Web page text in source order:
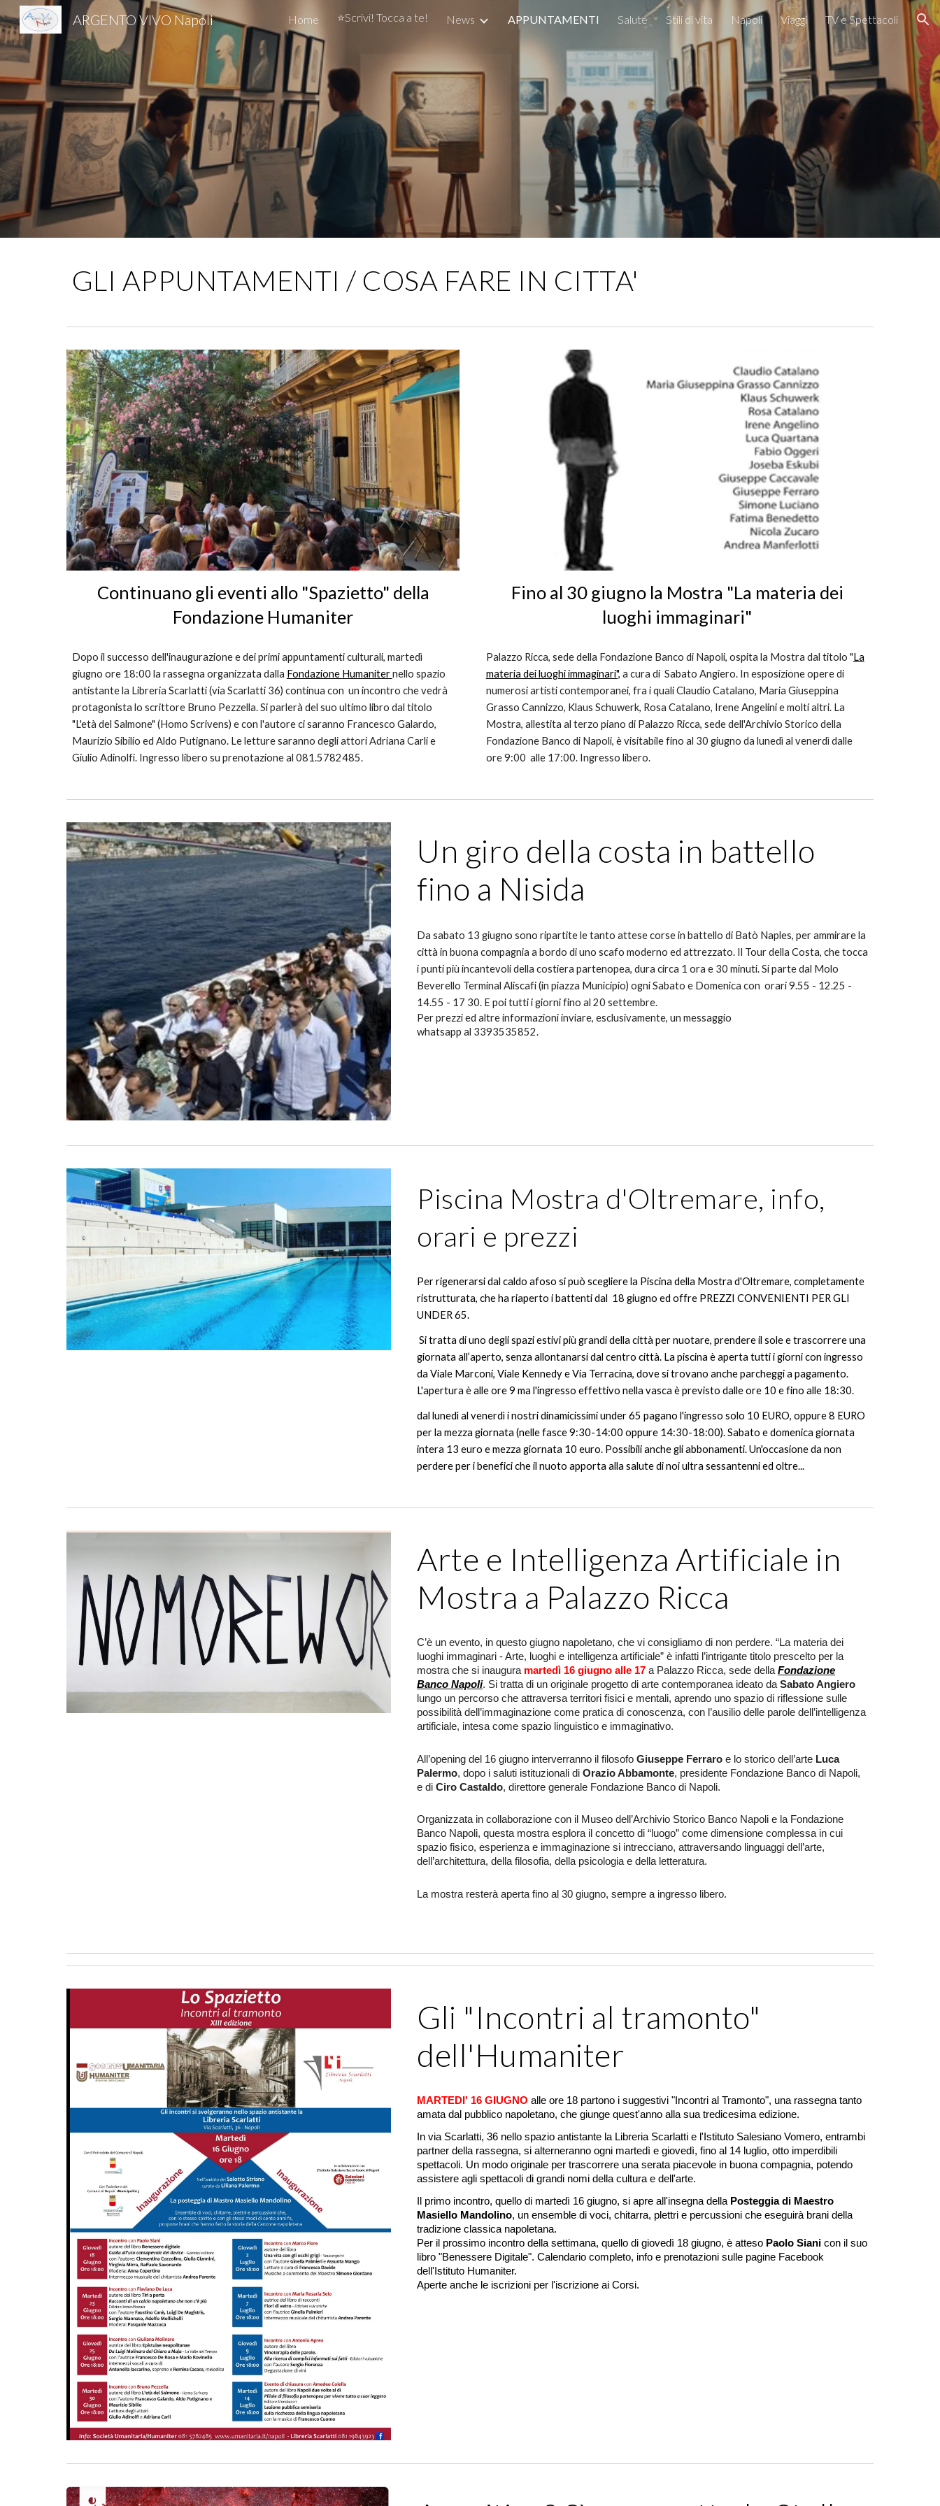
Skip to main content Skip to navigation
ARGENTO VIVO Napoli Home ⭐Scrivi! Tocca a te! News APPUNTAMENTI Salute Stili di vita Napoli Viaggi TV e Spettacoli
GLI APPUNTAMENTI / COSA FARE IN CITTA'
Continuano gli eventi allo "Spazietto" della
Fondazione Humaniter
Dopo il successo dell'inaugurazione e dei primi appuntamenti culturali, martedì
giugno ore 18:00 la rassegna organizzata dalla Fondazione Humaniternello spazio
antistante la Libreria Scarlatti (via Scarlatti 36) continua con un incontro che vedrà
protagonista lo scrittore Bruno Pezzella. Si parlerà del suo ultimo libro dal titolo
"L'età del Salmone" (Homo Scrivens) e con l'autore ci saranno Francesco Galardo,
Maurizio Sibilio ed Aldo Putignano. Le letture saranno degli attori Adriana Carli e
Giulio Adinolfi. Ingresso libero su prenotazione al 081.5782485.
Fino al 30 giugno la Mostra "La materia dei
luoghi immaginari"
Palazzo Ricca, sede della Fondazione Banco di Napoli, ospita la Mostra dal titolo "La
materia dei luoghi immaginari", a cura di Sabato Angiero. In esposizione opere di
numerosi artisti contemporanei, fra i quali Claudio Catalano, Maria Giuseppina
Grasso Cannizzo, Klaus Schuwerk, Rosa Catalano, Irene Angelini e molti altri. La
Mostra, allestita al terzo piano di Palazzo Ricca, sede dell'Archivio Storico della
Fondazione Banco di Napoli, è visitabile fino al 30 giugno da lunedì al venerdì dalle
ore 9:00 alle 17:00. Ingresso libero.
Un giro della costa in battello
fino a Nisida
Da sabato 13 giugno sono ripartite le tanto attese corse in battello di Batò Naples, per ammirare la
città in buona compagnia a bordo di uno scafo moderno ed attrezzato. Il Tour della Costa, che tocca
i punti più incantevoli della costiera partenopea, dura circa 1 ora e 30 minuti. Si parte dal Molo
Beverello Terminal Aliscafi (in piazza Municipio) ogni Sabato e Domenica con orari 9.55 - 12.25 -
14.55 - 17 30. E poi tutti i giorni fino al 20 settembre.
Per prezzi ed altre informazioni inviare, esclusivamente, un messaggio
whatsapp al 3393535852.
Piscina Mostra d'Oltremare, info,
orari e prezzi
Per rigenerarsi dal caldo afoso si può scegliere la Piscina della Mostra d'Oltremare, completamente
ristrutturata, che ha riaperto i battenti dal 18 giugno ed offre PREZZI CONVENIENTI PER GLI
UNDER 65.
Si tratta diuno degli spazi estivi più grandi della città per nuotare, prendere il sole e trascorrere una
giornata all’aperto, senza allontanarsi dal centro città. La piscina è aperta tutti i giorni con ingresso
daViale Marconi, Viale KennedyeVia Terracina, dove si trovano anche parcheggi a pagamento.
L'apertura è alle ore 9 ma l'ingresso effettivo nella vasca è previsto dalle ore 10 e fino alle 18:30.
dal lunedì al venerdì i nostri dinamicissimi under 65 pagano l'ingresso solo 10 EURO, oppure 8 EURO
per la mezza giornata (nelle fasce 9:30-14:00 oppure 14:30-18:00). Sabato e domenica giornata
intera 13 euro e mezza giornata 10 euro. Possibili anche gli abbonamenti. Un'occasione da non
perdere per i benefici che il nuoto apporta alla salute di noi ultra sessantenni ed oltre...
Arte e Intelligenza Artificiale in
Mostra a Palazzo Ricca
C’è un evento, in questo giugno napoletano, che vi consigliamo di non perdere. “La materia dei
luoghi immaginari - Arte, luoghi e intelligenza artificiale” è infatti l’intrigante titolo prescelto per la
mostra che si inaugura martedì 16 giugno alle 17 a Palazzo Ricca, sede dellaFondazione
Banco Napoli. Si tratta di un originale progetto di arte contemporanea ideato daSabato Angiero
lungo un percorso che attraversa territori fisici e mentali, aprendo uno spazio di riflessione sulle
possibilità dell’immaginazione come pratica di conoscenza, con l’ausilio delle parole dell’intelligenza
artificiale, intesa come spazio linguistico e immaginativo.
All’opening del 16 giugno interverranno il filosofoGiuseppe Ferraroe lo storico dell’arte Luca
Palermo, dopo i saluti istituzionali diOrazio Abbamonte, presidente Fondazione Banco di Napoli,
e diCiro Castaldo, direttore generale Fondazione Banco di Napoli.
Organizzata in collaborazione con il Museo dell’Archivio Storico Banco Napoli e la Fondazione
Banco Napoli, questa mostra esplora il concetto di “luogo” come dimensione complessa in cui
spazio fisico, esperienza e immaginazione si intrecciano, attraversando linguaggi dell’arte,
dell’architettura, della filosofia, della psicologia e della letteratura.
La mostra resterà aperta fino al 30 giugno, sempre a ingresso libero.
Gli "Incontri al tramonto"
dell'Humaniter
MARTEDI' 16 GIUGNO alle ore 18 partono i suggestivi "Incontri al Tramonto", una rassegna tanto
amata dal pubblico napoletano, che giunge quest'anno alla sua tredicesima edizione.
In via Scarlatti, 36 nello spazio antistante la Libreria Scarlatti e l'Istituto Salesiano Vomero, entrambi
partner della rassegna, si alterneranno ogni martedì e giovedì, fino al 14 luglio, otto imperdibili
spettacoli. Un modo originale per trascorrere una serata piacevole in buona compagnia, potendo
assistere agli spettacoli di grandi nomi della cultura e dell'arte.
Il primo incontro, quello di martedì 16 giugno, si apre all'insegna della Posteggia di Maestro
Masiello Mandolino, un ensemble di voci, chitarra, plettri e percussioni che eseguirà brani della
tradizione classica napoletana.
Per il prossimo incontro della settimana, quello di giovedì 18 giugno, è atteso Paolo Siani con il suo
libro "Benessere Digitale". Calendario completo, info e prenotazioni sulle pagine Facebook
dell'Istituto Humaniter.
Aperte anche le iscrizioni per l'iscrizione ai Corsi.